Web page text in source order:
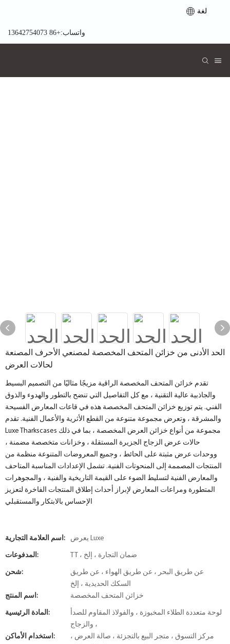
لغة
واتساب:+86 13642754073
الحد الأدنى من خزائن المتحف المخصصة لمصنعي الأحرف المصنعة
لحالات العرض
تقدم خزائن المتحف المخصصة الراقية مزيجًا مثاليًا من التصميم البسيط
والجاذبية عالية التقنية ، مع كل التفاصيل التي تنضح بالتطور والهدوء والذوق
الفني. يتم توزيع خزائن المتحف المخصصة هذه في قاعات المعارض الفسيحة
والمشرقة ، وتعرض مجموعة متنوعة من القطع الأثرية والأعمال الفنية. تقدم
Luxe Tharkscases مجموعة من أنواع خزائن العرض المخصصة ، بما في ذلك
حالات عرض الزجاج الجزيرة المستقلة ، وخزانات متخصصة مضمنة ،
ووحدات عرض مثبتة على الحائط ، وجميع المعروضات المتنوعة منظمة من
المنتجات المصممة إلى المنحوتات الفنية. تشمل الإعدادات المناسبة المتاحف
والمعارض الفنية لتسليط الضوء على القيمة التاريخية والفنية ، والمجوهرات
المتطورة ومراعات المعارض لإبراز أحداث إطلاق المنتجات الفاخرة لتعزيز
الإحساس بالابتكار والمستقبلي
اسم العلامة التجارية: يعرض Luxe
المدفوعات: TT ، ضمان التجارة ، إلخ
شحن:
عن طريق البحر ، عن طريق الهواء ، عن طريق
السكك الحديدية ، إلخ
اسم المنتج:
خزائن المتحف المخصصة
المادة الرئيسية:
لوحة متعددة الطلاء المخبوزة ، والفولاذ المقاوم للصدأ
، والزجاج
استخدام الأماكن:
مركز التسوق ، متجر البيع بالتجزئة ، صالة العرض ،